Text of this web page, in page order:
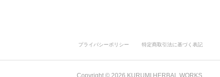
プライバシーポリシー 特定商取引法に基づく表記
Copyright © 2026 KURUMI HERBAL WORKS